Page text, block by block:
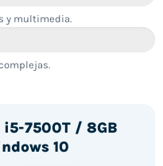
y multimedia.
i5-7500T / 8GB
10